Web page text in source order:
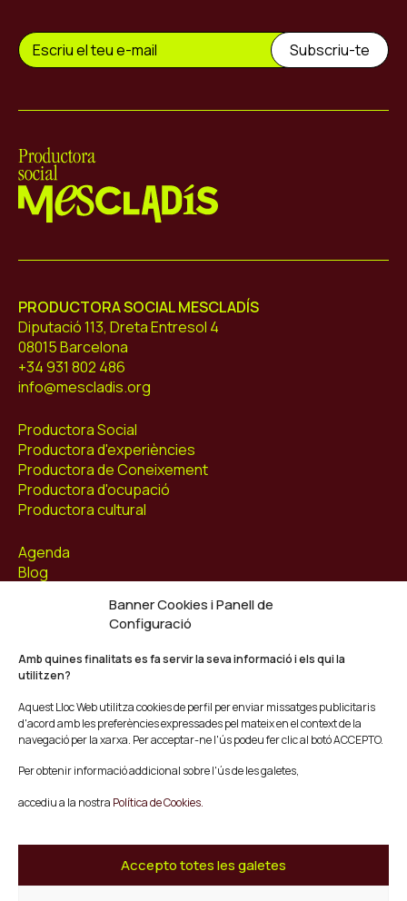
Banner Cookies i Panell de
Configuració
Amb quines finalitats es fa servir la seva informació i els qui la
utilitzen?
Aquest Lloc Web utilitza cookies de perfil per enviar missatges publicitaris
d'acord amb les preferències expressades pel mateix en el context de la
navegació per la xarxa. Per acceptar-ne l'ús podeu fer clic al botó ACCEPTO.
Per obtenir informació addicional sobre l'ús de les galetes,
accediu a la nostra Política de Cookies.
Accepto totes les galetes
PRODUCTORA SOCIAL MESCLADÍS
Diputació 113, Dreta Entresol 4
08015 Barcelona
+34 931 802 486
info@mescladis.org
Productora Social
Productora d'experiències
Productora de Coneixement
Productora d'ocupació
Productora cultural
Agenda
Blog
Facebook
Instagram
Youtube
Twitter/X
© Mescladís 2026
Avís legal
Termes i Condicions de Compra
Canal de Denúncies